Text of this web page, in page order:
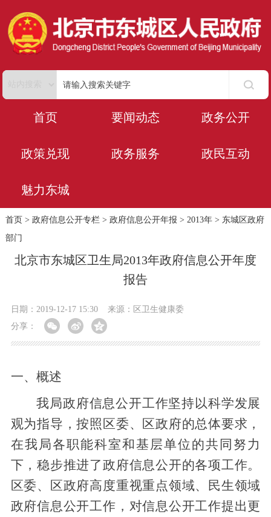
首页 要闻动态 政务公开
政策兑现 政务服务 政民互动
魅力东城
首页 > 政府信息公开专栏> 政府信息公开年报 > 2013年> 东城区政府
部门
北京市东城区卫生局2013年政府信息公开年度
报告
日期：2019-12-17 15:30
来源：区卫生健康委
分享：
一、 概述
我局政府信息公开工作坚持以科学发展
观为指导，按照 区委、 区政府的总体要求，
在我局各职能科室和基层单位的共同努力
下 ，稳步推进了政府信息公开的各项工作。
区委、 区政府高度重视重点领域、民生领域
政府信息公开工作 ， 对信息公开工作提出更